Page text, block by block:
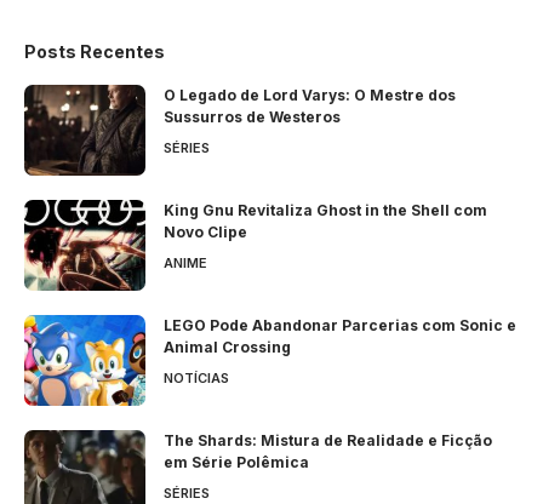
Posts Recentes
O Legado de Lord Varys: O Mestre dos
Sussurros de Westeros
SÉRIES
King Gnu Revitaliza Ghost in the Shell com
Novo Clipe
ANIME
LEGO Pode Abandonar Parcerias com Sonic e
Animal Crossing
NOTÍCIAS
The Shards: Mistura de Realidade e Ficção
em Série Polêmica
SÉRIES